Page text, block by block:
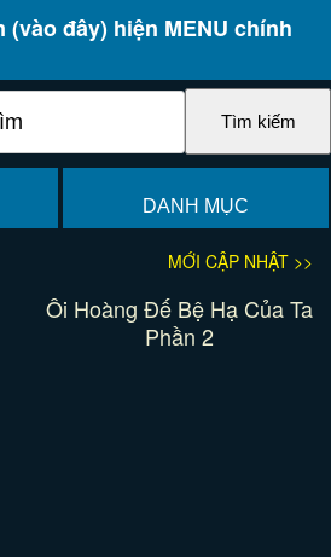
(vào đây) hiện MENU chính
DANH MỤC
MỚI CẬP NHẬT >>
Ôi Hoàng Đế Bệ Hạ Của Ta
Phần 2